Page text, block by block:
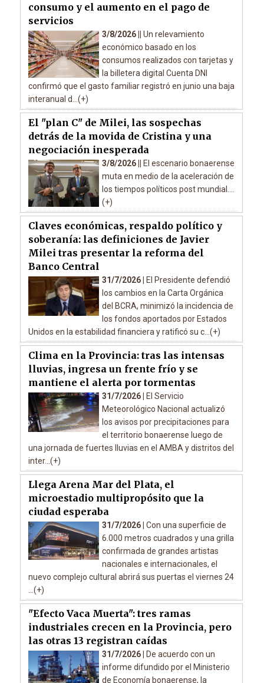
consumo y el aumento en el pago de
servicios
3/8/2026 || Un relevamiento
económico basado en los
consumos realizados con tarjetas y
la billetera digital Cuenta DNI
confirmó que el gasto familiar registró en junio una baja
interanual d...(+)
El "plan C" de Milei, las sospechas
detrás de la movida de Cristina y una
negociación inesperada
3/8/2026 ||
El escenario bonaerense
muta en medio de la aceleración de
los tiempos políticos post mundial....
(+)
Claves económicas, respaldo político y
soberanía: las definiciones de Javier
Milei tras presentar la reforma del
Banco Central
31/7/2026 |
El Presidente defendió
los cambios en la Carta Orgánica
del BCRA, minimizó la incidencia de
los fondos aportados por Estados
Unidos en la estabilidad financiera y ratificó su c...(+)
Clima en la Provincia: tras las intensas
lluvias, ingresa un frente frío y se
mantiene el alerta por tormentas
31/7/2026 |
El Servicio
Meteorológico Nacional actualizó
los avisos por precipitaciones para
el territorio bonaerense luego de
una jornada de fuertes lluvias en el AMBA y distritos del
inter...(+)
Llega Arena Mar del Plata, el
microestadio multipropósito que la
ciudad esperaba
31/7/2026 | Con una superficie de
6.000 metros cuadrados y una grilla
confirmada de grandes artistas
nacionales e internacionales, el
nuevo complejo cultural abrirá sus puertas el viernes 24
...(+)
"Efecto Vaca Muerta": tres ramas
industriales crecen en la Provincia, pero
las otras 13 registran caídas
31/7/2026 |
De acuerdo con un
informe difundido por el Ministerio
de Economía bonaerense, la